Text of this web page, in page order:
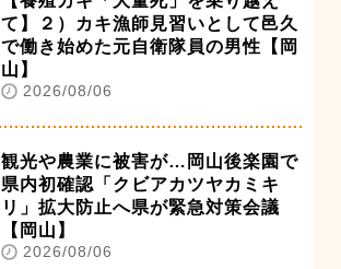
て】２）カキ漁師見習いとして邑久
で働き始めた元自衛隊員の男性【岡
山】
2026/08/06
観光や農業に被害が…岡山後楽園で
県内初確認「クビアカツヤカミキ
リ」拡大防止へ県が緊急対策会議
【岡山】
2026/08/06